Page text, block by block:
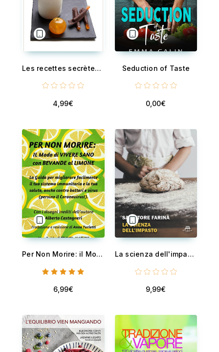
Les recettes secrètes d'Annamel - Livre de recettes
4,99€
Seduction of Taste
0,00€
Per Non Morire: il Modo di Vivere Sano con Bevande al Limone - La Guida per migliorare facilmente il tuo Sistema Immunitario e la tua Salute, anche contro batteri e virus (persino il Coronavirus!)
6,99€
La scienza dell'impasto
9,99€